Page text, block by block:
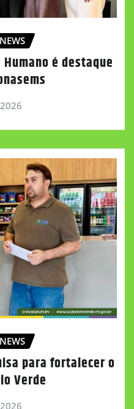
NEWS
é destaque
NEWS
para fortalecer o
Verde